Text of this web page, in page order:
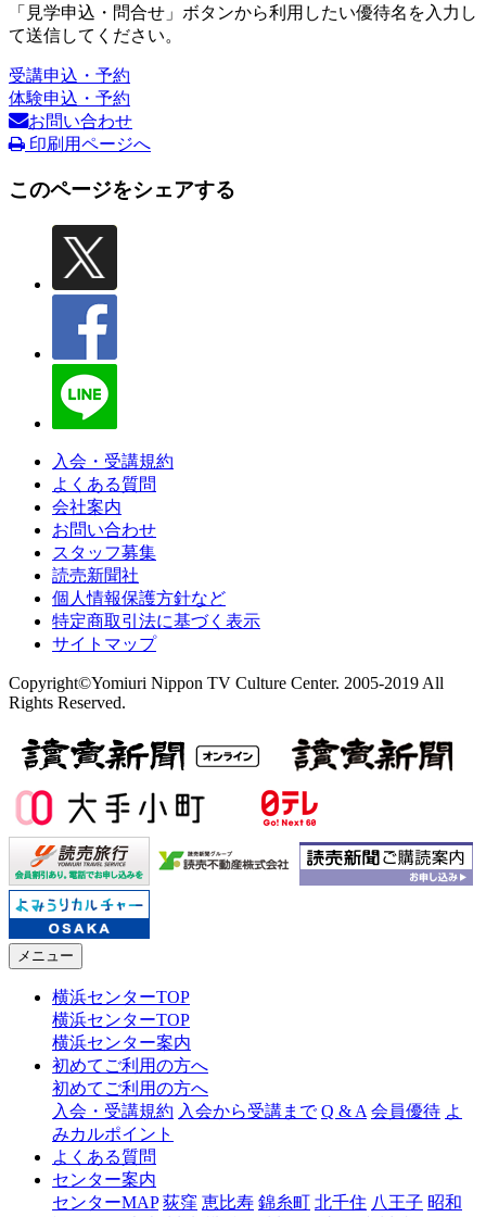
「見学申込・問合せ」ボタンから利用したい優待名を入力し
て送信してください。
受講申込・予約
体験申込・予約
お問い合わせ
印刷用ページへ
このページをシェアする
入会・受講規約
よくある質問
会社案内
お問い合わせ
スタッフ募集
読売新聞社
個人情報保護方針など
特定商取引法に基づく表示
サイトマップ
Copyright©Yomiuri Nippon TV Culture Center. 2005-2019 All
Rights Reserved.
メニュー
横浜センターTOP
横浜センターTOP
横浜センター案内
初めてご利用の方へ
初めてご利用の方へ
入会・受講規約 入会から受講まで Q & A 会員優待 よ
みカルポイント
よくある質問
センター案内
センターMAP 荻窪 恵比寿 錦糸町 北千住 八王子 昭和